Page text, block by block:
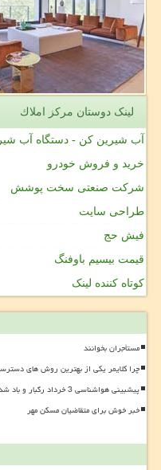
لینک دوستان مركز املاك
آب شیرین کن - دستگاه آب
خرید و فروش خودرو
شرکت صنعتی سخت پوشش
طراحی سایت
فیش حج
قیمت بیسیم باوفنگ
کوتاه کننده لینک
مستأجران بخوانند
چرا کلایمر یکی از بهترین روش های
پیشبینی هواشناسی 3 خرداد رگبار و باد شدید تا روز سه شنبه ادامه دارد
خبر خوش برای متقاضیان مسکن مهر